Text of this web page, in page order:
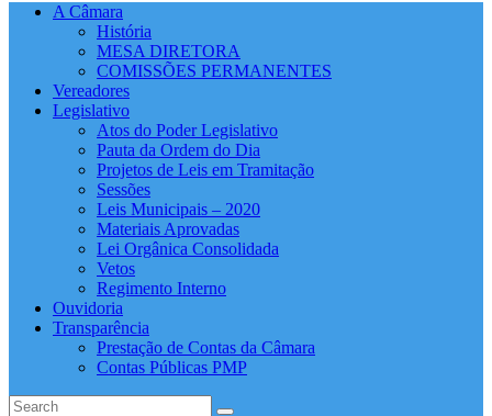
A Câmara
História
MESA DIRETORA
COMISSÕES PERMANENTES
Vereadores
Legislativo
Atos do Poder Legislativo
Pauta da Ordem do Dia
Projetos de Leis em Tramitação
Sessões
Leis Municipais – 2020
Materiais Aprovadas
Lei Orgânica Consolidada
Vetos
Regimento Interno
Ouvidoria
Transparência
Prestação de Contas da Câmara
Contas Públicas PMP